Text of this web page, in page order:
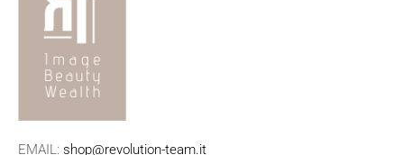
EMAIL: shop@revolution-team.it